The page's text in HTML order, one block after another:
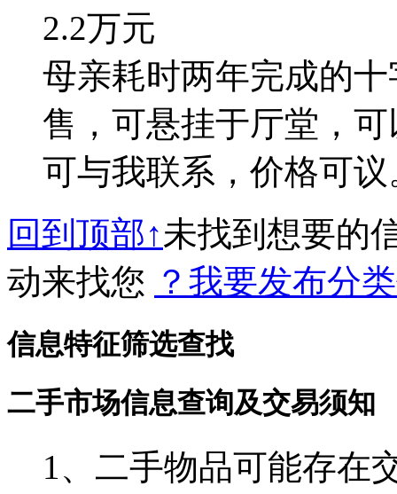
2.2万元
母亲耗时两年完成的
售，可悬挂于厅堂，
可与我联系，价格可
回到顶部↑未找到想要的
动来找您 ？我要发布分
信息特征筛选查找
二手市场信息查询及交易须知
1、二手物品可能存在